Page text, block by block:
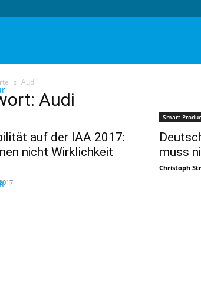
Audi
Audi
auf der IAA 2017:
nicht Wirklichkeit
Smart
muss
Christoph